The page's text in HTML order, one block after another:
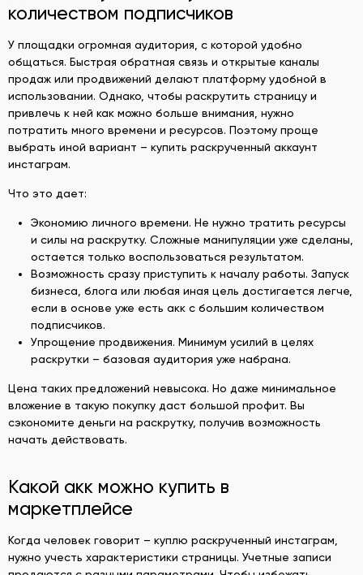
количеством подписчиков
У площадки огромная аудитория, с которой удобно
общаться. Быстрая обратная связь и открытые каналы
продаж или продвижений делают платформу удобной в
использовании. Однако, чтобы раскрутить страницу и
привлечь к ней как можно больше внимания, нужно
потратить много времени и ресурсов. Поэтому проще
выбрать иной вариант – купить раскрученный аккаунт
инстаграм.
Что это дает:
Экономию личного времени. Не нужно тратить ресурсы
и силы на раскрутку. Сложные манипуляции уже сделаны,
остается только воспользоваться результатом.
Возможность сразу приступить к началу работы. Запуск
бизнеса, блога или любая иная цель достигается легче,
если в основе уже есть акк с большим количеством
подписчиков.
Упрощение продвижения. Минимум усилий в целях
раскрутки – базовая аудитория уже набрана.
Цена таких предложений невысока. Но даже минимальное
вложение в такую покупку даст большой профит. Вы
сэкономите деньги на раскрутку, получив возможность
начать действовать.
Какой акк можно купить в
маркетплейсе
Когда человек говорит – куплю раскрученный инстаграм,
нужно учесть характеристики страницы. Учетные записи